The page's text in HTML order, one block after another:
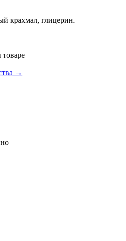
крахмал, глицерин.
→